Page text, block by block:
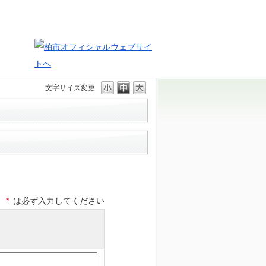
文字サイズ変更
* は必ず入力してください